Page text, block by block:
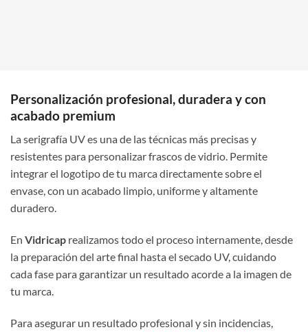
Personalización profesional, duradera y con
acabado premium
La serigrafía UV es una de las técnicas más precisas y
resistentes para personalizar frascos de vidrio. Permite
integrar el logotipo de tu marca directamente sobre el
envase, con un acabado limpio, uniforme y altamente
duradero.
En Vidricap realizamos todo el proceso internamente, desde
la preparación del arte final hasta el secado UV, cuidando
cada fase para garantizar un resultado acorde a la imagen de
tu marca.
Para asegurar un resultado profesional y sin incidencias,